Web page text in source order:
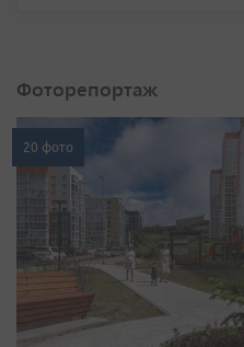
Фоторепортаж
20 фото